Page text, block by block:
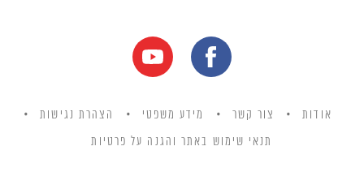
אודות צור קשר מידע משפטי הצהרת נגישות
תנאי שימוש באתר והגנה על פרטיות